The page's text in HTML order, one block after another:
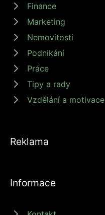
Finance
Marketing
Nemovitosti
Podnikání
Práce
Tipy a rady
Vzdělání a motivace
Reklama
Informace